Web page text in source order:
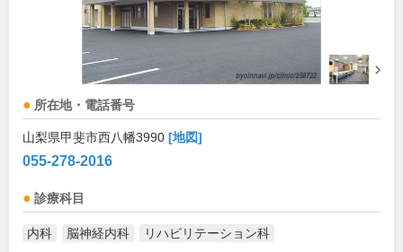
所在地・電話番号
山梨県甲斐市西八幡3990 [地図]
055-278-2016
診療科目
内科 脳神経内科 リハビリテーション科